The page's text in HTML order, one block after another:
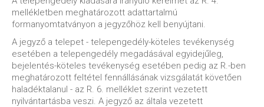
mellékletben meghatározott adattartalmú
formanyomtatványon a jegyzőhöz kell benyújtani.
A jegyző a telepet - telepengedély-köteles tevékenység
esetében a telepengedély megadásával egyidejűleg,
bejelentés-köteles tevékenység esetében pedig az R.-ben
meghatározott feltétel fennállásának vizsgálatát követően
haladéktalanul - az R. 6. melléklet szerint vezetett
nyilvántartásba veszi. A jegyző az általa vezetett